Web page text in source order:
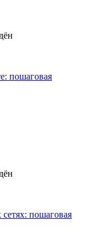
пошаговая
пошаговая